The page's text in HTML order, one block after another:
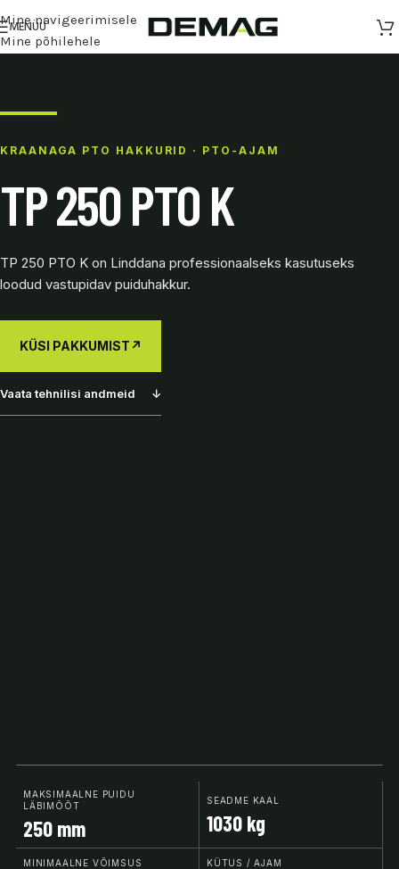
Mine navigeerimisele
Mine põhilehele
MENÜÜ
KRAANAGA PTO HAKKURID · PTO-AJAM
TP 250 PTO K
TP 250 PTO K on Linddana professionaalseks kasutuseks
loodud vastupidav puiduhakkur.
KÜSI PAKKUMIST↗
Vaata tehnilisi andmeid ↓
MAKSIMAALNE PUIDU
LÄBIMÕÕT
250 mm
SEADME KAAL
1030 kg
MINIMAALNE VÕIMSUS KÜTUS / AJAM